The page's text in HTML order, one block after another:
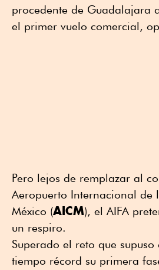
procedente de Guadalajara
el primer vuelo comercial,
Pero lejos de remplazar al
Aeropuerto Internacional de
México (AICM), el AIFA
un respiro.
Superado el reto que
tiempo récord su primera